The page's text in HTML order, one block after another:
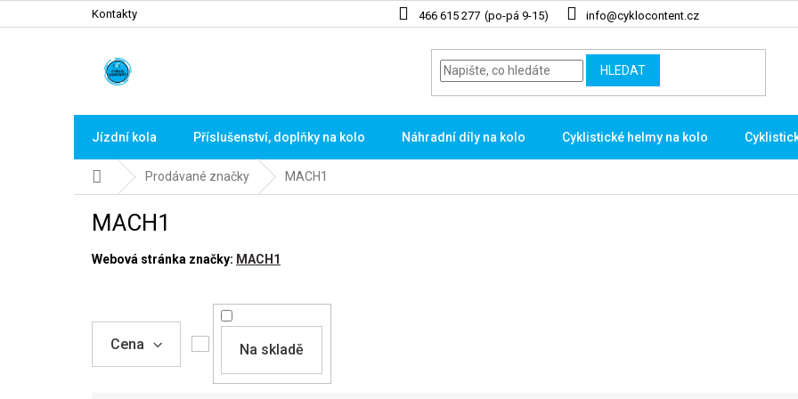
na
466 615 277 info@cyklocontent.cz
Kontakty
HLEDAT
Jízdní kola Příslušenství, doplňky na kolo Náhradní díly na kolo Cyklistické helmy na kolo
Domů Prodávané značky MACH1
MACH1
Webová stránka značky: MACH1
Cena Na skladě